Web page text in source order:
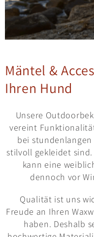
Mäntel &
Ihren Hund
Unsere
vereint
bei
stilvoll gekleidet
kann eine
dennoch vor
Qualität ist uns
Freude an Ihren
haben. Deshalb